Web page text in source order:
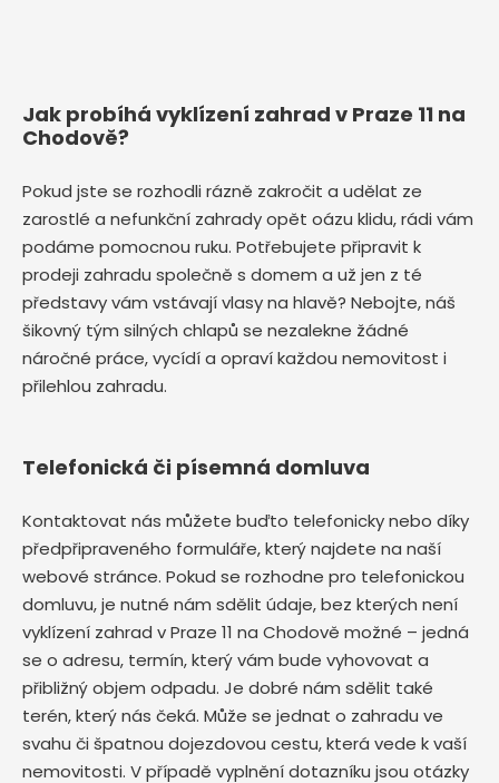
Jak probíhá vyklízení zahrad v Praze 11 na
Chodově?
Pokud jste se rozhodli rázně zakročit a udělat ze
zarostlé a nefunkční zahrady opět oázu klidu, rádi vám
podáme pomocnou ruku. Potřebujete připravit k
prodeji zahradu společně s domem a už jen z té
představy vám vstávají vlasy na hlavě? Nebojte, náš
šikovný tým silných chlapů se nezalekne žádné
náročné práce, vycídí a opraví každou nemovitost i
přilehlou zahradu.
Telefonická či písemná domluva
Kontaktovat nás můžete buďto telefonicky nebo díky
předpřipraveného formuláře, který najdete na naší
webové stránce. Pokud se rozhodne pro telefonickou
domluvu, je nutné nám sdělit údaje, bez kterých není
vyklízení zahrad v Praze 11 na Chodově možné – jedná
se o adresu, termín, který vám bude vyhovovat a
přibližný objem odpadu. Je dobré nám sdělit také
terén, který nás čeká. Může se jednat o zahradu ve
svahu či špatnou dojezdovou cestu, která vede k vaší
nemovitosti. V případě vyplnění dotazníku jsou otázky